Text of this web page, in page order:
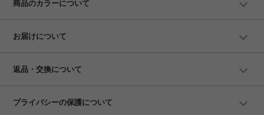
商品のカラーについて
お届けについて
返品・交換について
プライバシーの保護について